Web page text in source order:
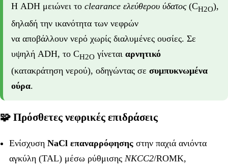
Η ADH μειώνει το clearance ελεύθερου ύδατος(CH2O),
δηλαδή την ικανότητα των νεφρών
να αποβάλλουν νερό χωρίς διαλυμένες ουσίες. Σε
υψηλή ADH, το CH2O γίνεται αρνητικό
(κατακράτηση νερού), οδηγώντας σε συμπυκνωμένα
ούρα.
🧩 Πρόσθετες νεφρικές επιδράσεις
Ενίσχυση NaCl επαναρρόφησης στην παχιά ανιόντα
αγκύλη (TAL) μέσω ρύθμισης NKCC2/ROMK,